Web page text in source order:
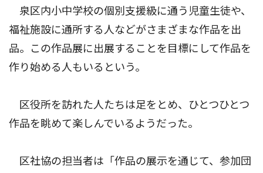
泉区内小中学校の個別支援級に通う児童生徒や、
福祉施設に通所する人などがさまざまな作品を出
品。この作品展に出展することを目標にして作品を
作り始める人もいるという。
区役所を訪れた人たちは足をとめ、ひとつひとつ
作品を眺めて楽しんでいるようだった。
区社協の担当者は「作品の展示を通じて、参加団